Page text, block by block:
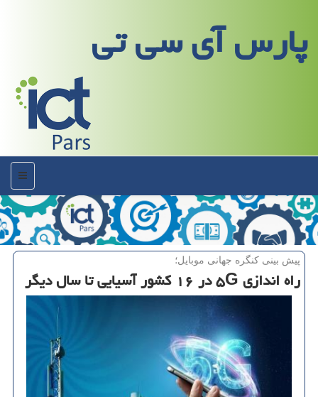
پارس آی سی تی
منو
پیش بینی كنگره جهانی موبایل؛
راه اندازی ۵G در ۱۶ كشور آسیایی تا سال دیگر